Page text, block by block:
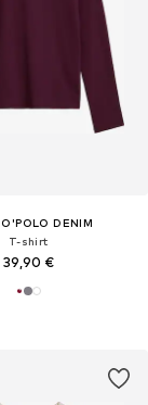
O'POLO DENIM
T-shirt
39,90 €